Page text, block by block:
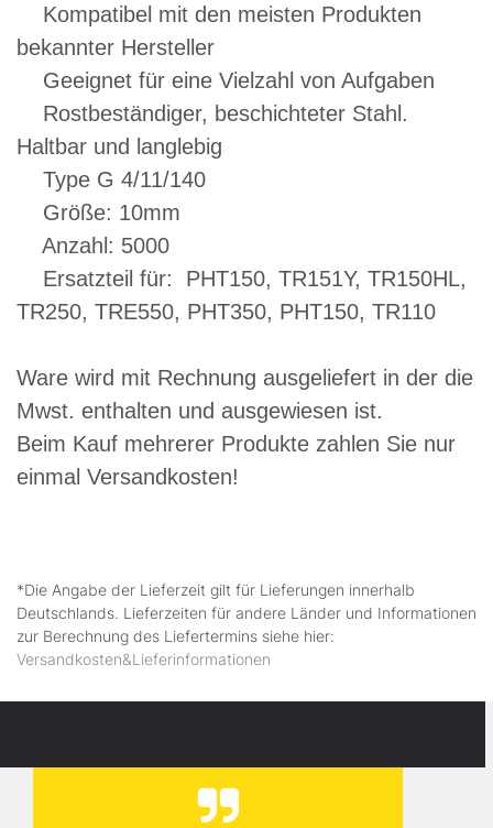
Kompatibel mit den meisten Produkten
bekannter Hersteller
Geeignet für eine Vielzahl von Aufgaben
Rostbeständiger, beschichteter Stahl.
Haltbar und langlebig
Type G 4/11/140
Größe: 10mm
Anzahl: 5000
Ersatzteil für: PHT150, TR151Y, TR150HL,
TR250, TRE550, PHT350, PHT150, TR110
Ware wird mit Rechnung ausgeliefert in der die
Mwst. enthalten und ausgewiesen ist.
Beim Kauf mehrerer Produkte zahlen Sie nur
einmal Versandkosten!
*Die Angabe der Lieferzeit gilt für Lieferungen innerhalb
Deutschlands. Lieferzeiten für andere Länder und Informationen
zur Berechnung des Liefertermins siehe hier:
Versandkosten&Lieferinformationen